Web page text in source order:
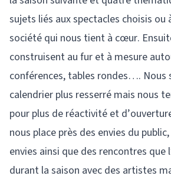
sujets liés aux spectacles choisis ou
société qui nous tient à cœur.
construisent au fur et à mesure
conférences, tables rondes…. Nous
calendrier plus resserré mais nous
pour plus de réactivité et
nous place près des envies du
envies ainsi que des rencontres que
durant la saison avec des artistes